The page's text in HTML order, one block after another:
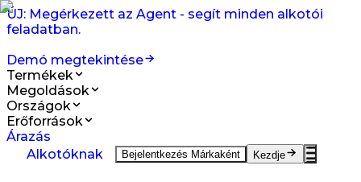
ÚJ: Megérkezett az Agent - segít minden alkotói
feladatban.
Demó megtekintése
Termékek
Megoldások
Országok
Erőforrások
Árazás
Alkotóknak
Bejelentkezés Márkaként Kezdje
Termékek